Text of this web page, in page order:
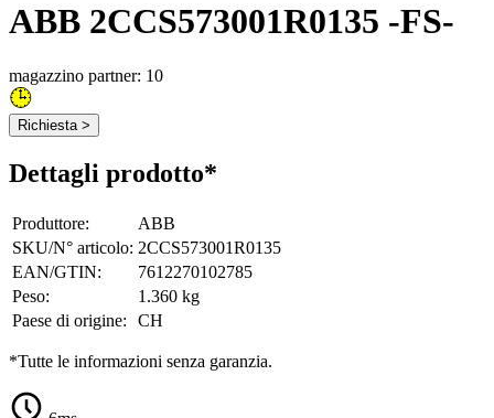
ABB 2CCS573001R0135 -FS-
magazzino partner: 10
Richiesta >
Dettagli prodotto*
Produttore:
ABB
SKU/N° articolo: 2CCS573001R0135
EAN/GTIN:
7612270102785
Peso:
1.360 kg
Paese di origine: CH
*Tutte le informazioni senza garanzia.